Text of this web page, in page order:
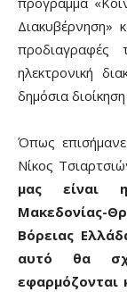
Διακυβέρνηση»
προδιαγραφές
ηλεκτρονική
δημόσια
Όπως
Νίκος
μας είναι
Μακεδονίας-
Βόρειας
αυτό θα
εφαρμόζονται